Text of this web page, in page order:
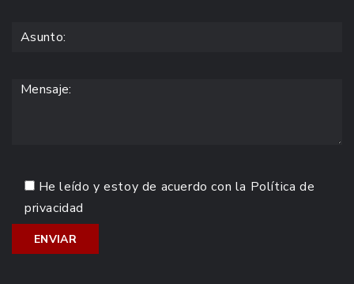
He leído y estoy de acuerdo con la Política de
privacidad